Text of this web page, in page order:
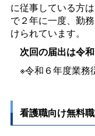
に従事している方
で２年に一度、勤
けられています。
次回の届出は令
※令和６年度業務
看護職向け無料